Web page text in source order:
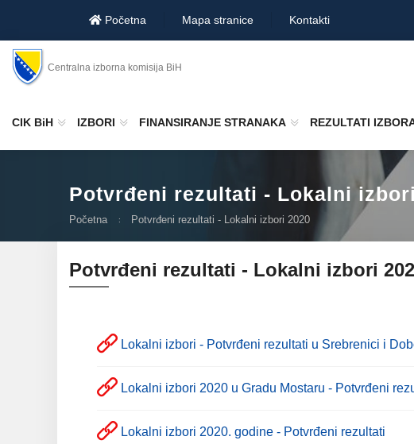
Početna Mapa stranice Kontakti
Centralna izborna komisija BiH
CIK BiH IZBORI FINANSIRANJE STRANAKA REZULTATI
Potvrđeni rezultati - Lokalni
Početna Potvrđeni rezultati - Lokalni izbori 2020
Potvrđeni rezultati - Lokalni izbori
Lokalni izbori - Potvrđeni rezultati u Srebrenici i
Lokalni izbori 2020 u Gradu Mostaru - Potvrđeni
Lokalni izbori 2020. godine - Potvrđeni rezultati